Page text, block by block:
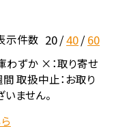
示件数 20 40 60
わずか ×：取り寄せ
取扱中止：お取り
ません。